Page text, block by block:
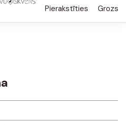
Pierakstīties Grozs